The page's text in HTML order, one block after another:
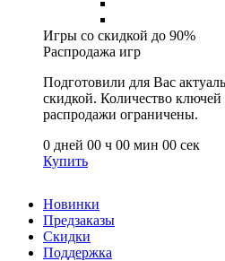
Игры со скидкой до 90%
Распродажа игр
Подготовили для Вас
скидкой. Количество
распродажи ограничены.
0 дней 00 ч 00 мин 00 сек
Купить
Новинки
Предзаказы
Скидки
Поддержка